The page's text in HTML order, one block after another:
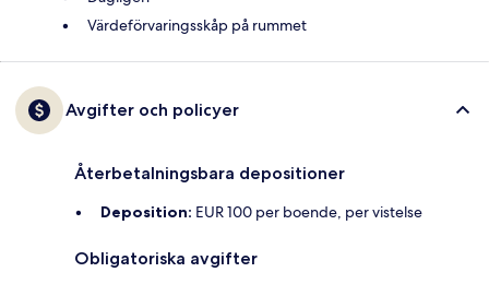
Värdeförvaringsskåp på rummet
Avgifter och policyer
Återbetalningsbara depositioner
Deposition: EUR 100 per boende, per vistelse
Obligatoriska avgifter